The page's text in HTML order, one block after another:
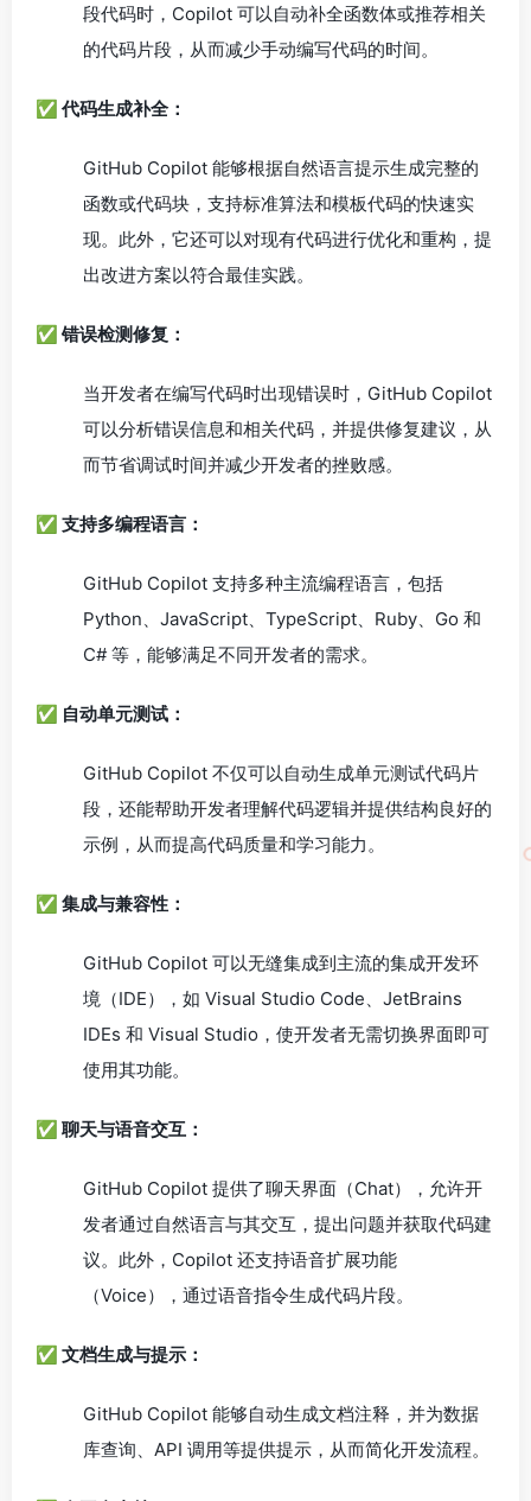
段代码时，Copilot 可以自动补全函数体或推荐相关
的代码片段，从而减少手动编写代码的时间。
✅ 代码生成补全：
GitHub Copilot 能够根据自然语言提示生成完整的
函数或代码块，支持标准算法和模板代码的快速实
现。此外，它还可以对现有代码进行优化和重构，提
出改进方案以符合最佳实践。
✅ 错误检测修复：
当开发者在编写代码时出现错误时，GitHub Copilot
可以分析错误信息和相关代码，并提供修复建议，从
而节省调试时间并减少开发者的挫败感。
✅ 支持多编程语言：
GitHub Copilot 支持多种主流编程语言，包括
Python、JavaScript、TypeScript、Ruby、Go 和
C# 等，能够满足不同开发者的需求。
✅ 自动单元测试：
GitHub Copilot 不仅可以自动生成单元测试代码片
段，还能帮助开发者理解代码逻辑并提供结构良好的
示例，从而提高代码质量和学习能力。
✅ 集成与兼容性：
GitHub Copilot 可以无缝集成到主流的集成开发环
境（IDE），如 Visual Studio Code、JetBrains
IDEs 和 Visual Studio，使开发者无需切换界面即可
使用其功能。
✅ 聊天与语音交互：
GitHub Copilot 提供了聊天界面（Chat），允许开
发者通过自然语言与其交互，提出问题并获取代码建
议。此外，Copilot 还支持语音扩展功能
（Voice），通过语音指令生成代码片段。
✅ 文档生成与提示：
GitHub Copilot 能够自动生成文档注释，并为数据
库查询、API 调用等提供提示，从而简化开发流程。